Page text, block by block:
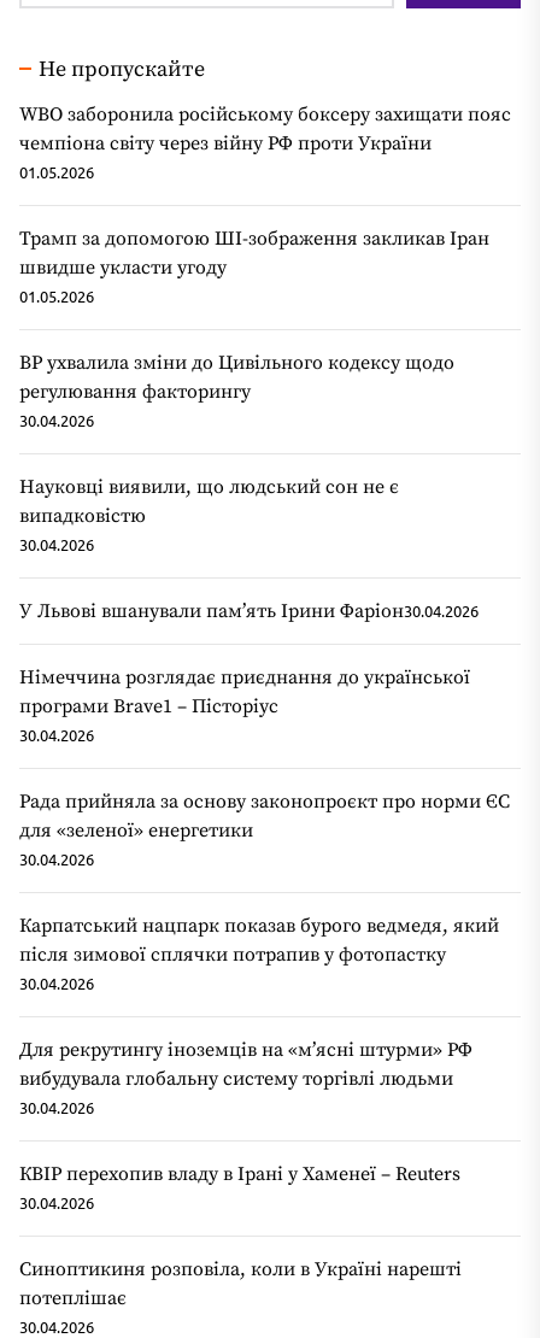
Не пропускайте
WBO заборонила російському боксеру захищати пояс
чемпіона світу через війну РФ проти України
01.05.2026
Трамп за допомогою ШІ-зображення закликав Іран
швидше укласти угоду
01.05.2026
ВР ухвалила зміни до Цивільного кодексу щодо
регулювання факторингу
30.04.2026
Науковці виявили, що людський сон не є
випадковістю
30.04.2026
У Львові вшанували пам’ять Ірини Фаріон30.04.2026
Німеччина розглядає приєднання до української
програми Brave1 – Пісторіус
30.04.2026
Рада прийняла за основу законопроєкт про норми ЄС
для «зеленої» енергетики
30.04.2026
Карпатський нацпарк показав бурого ведмедя, який
після зимової сплячки потрапив у фотопастку
30.04.2026
Для рекрутингу іноземців на «мʼясні штурми» РФ
вибудувала глобальну систему торгівлі людьми
30.04.2026
КВІР перехопив владу в Ірані у Хаменеї – Reuters
30.04.2026
Синоптикиня розповіла, коли в Україні нарешті
потеплішає
30.04.2026